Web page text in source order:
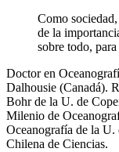
Como
de la
sobre todo,
Doctor en
Dalhousie (Canadá).
Bohr de la U. de
Milenio de
Oceanografía de la
Chilena de Ciencias.